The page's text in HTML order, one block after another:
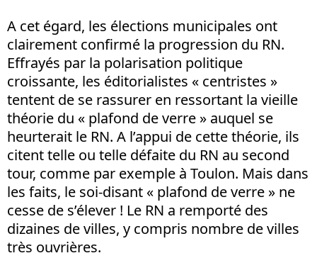
A cet égard, les élections municipales ont
clairement confirmé la progression du RN.
Effrayés par la polarisation politique
croissante, les éditorialistes « centristes »
tentent de se rassurer en ressortant la vieille
théorie du « plafond de verre » auquel se
heurterait le RN. A l’appui de cette théorie, ils
citent telle ou telle défaite du RN au second
tour, comme par exemple à Toulon. Mais dans
les faits, le soi-disant « plafond de verre » ne
cesse de s’élever ! Le RN a remporté des
dizaines de villes, y compris nombre de villes
très ouvrières.